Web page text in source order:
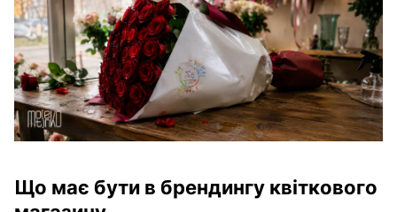
Що має бути в брендингу квіткового